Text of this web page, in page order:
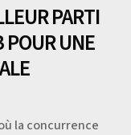
PARTI
UNE
la concurrence